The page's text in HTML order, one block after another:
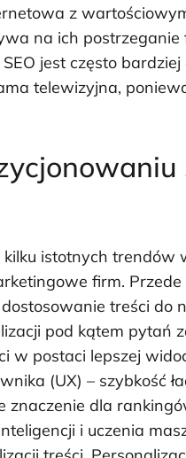
z
na ich
jest często
telewizyjna,
istotnych trendów
firm.
treści do
pod kątem pytań
w postaci lepszej
(UX) – szybkość
znaczenie dla
i uczenia